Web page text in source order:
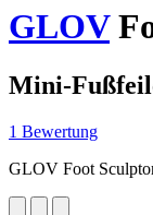
GLOV
Mini-
1 Bewertung
GLOV Foot